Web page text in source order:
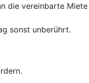
die vereinbarte Miete
sonst unberührt.